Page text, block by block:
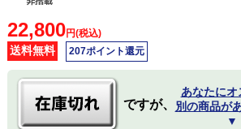
22,800円(税込)
送料無料 207ポイント還元
ですが、
あなたにオ
別の商品が
▼